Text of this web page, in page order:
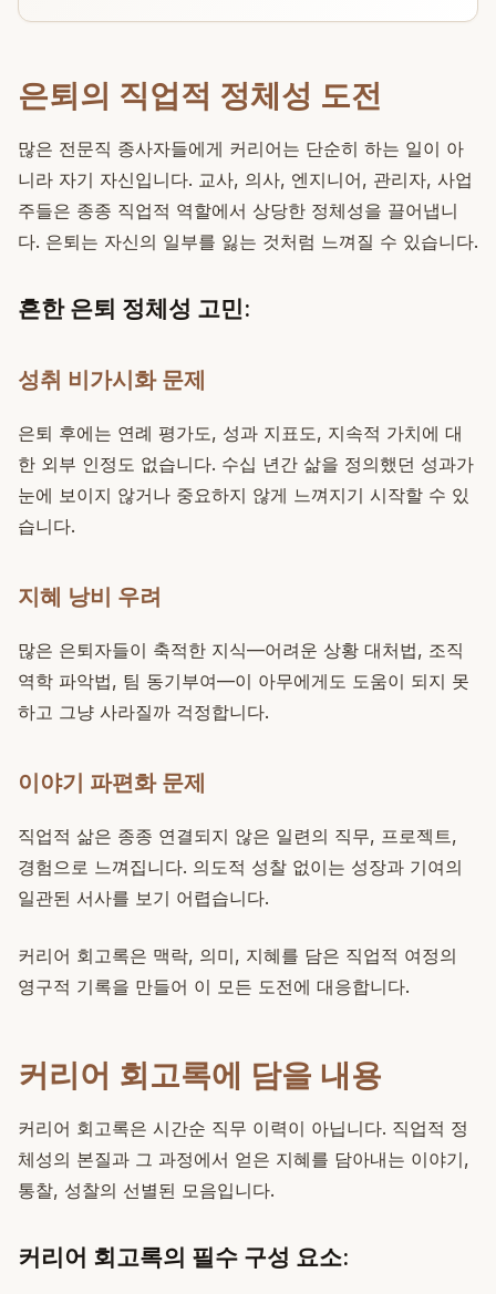
은퇴의 직업적 정체성 도전
많은 전문직 종사자들에게 커리어는 단순히 하는 일이 아
니라 자기 자신입니다. 교사, 의사, 엔지니어, 관리자, 사업
주들은 종종 직업적 역할에서 상당한 정체성을 끌어냅니
다. 은퇴는 자신의 일부를 잃는 것처럼 느껴질 수 있습니다.
흔한 은퇴 정체성 고민:
성취 비가시화 문제
은퇴 후에는 연례 평가도, 성과 지표도, 지속적 가치에 대
한 외부 인정도 없습니다. 수십 년간 삶을 정의했던 성과가
눈에 보이지 않거나 중요하지 않게 느껴지기 시작할 수 있
습니다.
지혜 낭비 우려
많은 은퇴자들이 축적한 지식—어려운 상황 대처법, 조직
역학 파악법, 팀 동기부여—이 아무에게도 도움이 되지 못
하고 그냥 사라질까 걱정합니다.
이야기 파편화 문제
직업적 삶은 종종 연결되지 않은 일련의 직무, 프로젝트,
경험으로 느껴집니다. 의도적 성찰 없이는 성장과 기여의
일관된 서사를 보기 어렵습니다.
커리어 회고록은 맥락, 의미, 지혜를 담은 직업적 여정의
영구적 기록을 만들어 이 모든 도전에 대응합니다.
커리어 회고록에 담을 내용
커리어 회고록은 시간순 직무 이력이 아닙니다. 직업적 정
체성의 본질과 그 과정에서 얻은 지혜를 담아내는 이야기,
통찰, 성찰의 선별된 모음입니다.
커리어 회고록의 필수 구성 요소: